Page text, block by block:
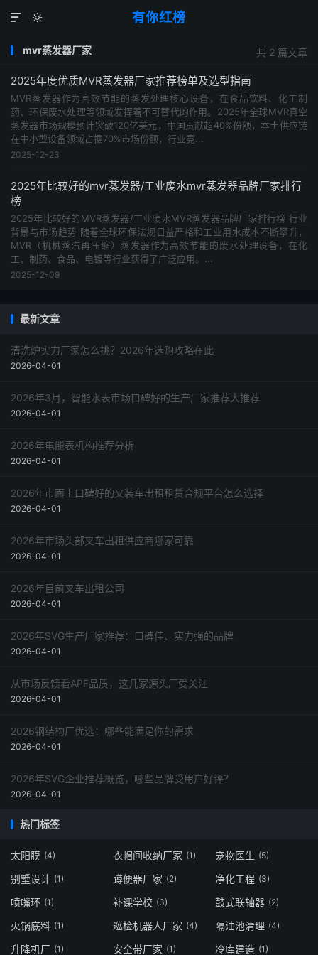
有你红榜


共 2 篇文章
mvr蒸发器厂家
2025年度优质MVR蒸发器厂家推荐榜单及选型指南
MVR蒸发器作为高效节能的蒸发处理核心设备，在食品饮料、化工制
药、环保废水处理等领域发挥着不可替代的作用。2025年全球MVR真空
蒸发器市场规模预计突破120亿美元，中国贡献超40%份额，本土供应链
在中小型设备领域占据70%市场份额，行业竞...
2025-12-23
2025年比较好的mvr蒸发器/工业废水mvr蒸发器品牌厂家排行
榜
2025年比较好的MVR蒸发器/工业废水MVR蒸发器品牌厂家排行榜 行业
背景与市场趋势 随着全球环保法规日益严格和工业用水成本不断攀升，
MVR（机械蒸汽再压缩）蒸发器作为高效节能的废水处理设备，在化
工、制药、食品、电镀等行业获得了广泛应用。...
2025-12-09
最新文章
清洗炉实力厂家怎么挑？2026年选购攻略在此
2026-04-01
2026年3月，智能水表市场口碑好的生产厂家推荐大推荐
2026-04-01
2026年电能表机构推荐分析
2026-04-01
2026年市面上口碑好的叉装车出租租赁合规平台怎么选择
2026-04-01
2026年市场头部叉车出租供应商哪家可靠
2026-04-01
2026年目前叉车出租公司
2026-04-01
2026年SVG生产厂家推荐：口碑佳、实力强的品牌
2026-04-01
从市场反馈看APF品质，这几家源头厂受关注
2026-04-01
2026钢结构厂优选：哪些能满足你的需求
2026-04-01
2026年SVG企业推荐概览，哪些品牌受用户好评？
2026-04-01
热门标签
太阳膜 (4) 衣帽间收纳厂家 (1) 宠物医生 (5)
别墅设计 (1) 蹲便器厂家 (2) 净化工程 (3)
喷嘴环 (1) 补课学校 (3) 鼓式联轴器 (2)
火锅底料 (1) 巡检机器人厂家 (4) 隔油池清理 (4)
升降机厂 (1) 安全带厂家 (1) 冷库建造 (1)